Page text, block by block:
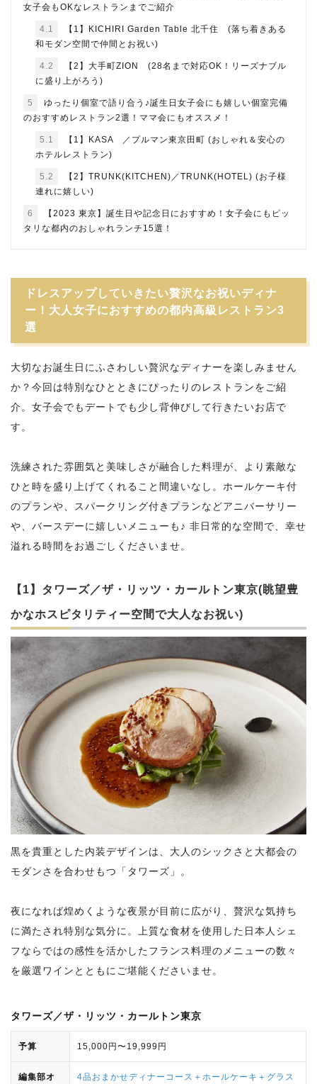
女子会もOKなレストランまでご紹介
4.1
【1】KICHIRI Garden Table 北千住 (落ち着きある
和モダン空間で仲間とお祝い)
4.2
【2】大手町ZION (28名まで対応OK！リーズナブル
に盛り上がろう)
5
ゆったり個室で語り合う♪誕生日女子会にも嬉しい個室完備
のおすすめレストラン2選！ママ会にもオススメ！
5.1
【1】KASA ／プルマン東京田町 (おしゃれ＆安心の
ホテルレストラン)
5.2
【2】TRUNK(KITCHEN)／TRUNK(HOTEL) (お子様
連れに嬉しい)
6
【2023 東京】誕生日や記念日におすすめ！女子会にもピッ
タリな都内のおしゃれランチ15選！
ドレスアップしていきたい贅沢なお祝いディナ
ー！大人女子におすすめの都内高級レストラン3
選
大切なお誕生日にふさわしい贅沢なディナーを楽しみません
か？今回は特別なひとときにぴったりのレストランをご紹
介。女子会でもデートでも少し背伸びして行きたいお店で
す。
洗練された雰囲気と美味しさが融合した料理が、より素敵な
ひと時を盛り上げてくれること間違いなし。ホールケーキ付
のプランや、スパークリング付きプランなどアニバーサリー
や、バースデーに嬉しいメニューも♪ 非日常的な空間で、幸せ
溢れる時間をお過ごしくださいませ。
【1】タワーズ／ザ・リッツ・カールトン東京(眺望豊
かなホスピタリティー空間で大人なお祝い)
黒を貴重とした内装デザインは、大人のシックさと大都会の
モダンさを合わせもつ「タワーズ」。
夜になれば煌めくような夜景が目前に広がり、贅沢な気持ち
に満たされ特別な気分に。上質な食材を使用した日本人シェ
フならではの感性を活かしたフランス料理のメニューの数々
を厳選ワインとともにご堪能くださいませ。
タワーズ／ザ・リッツ・カールトン東京
予算 15,000円〜19,999円
編集部オ 4品おまかせディナーコース＋ホールケーキ＋グラス